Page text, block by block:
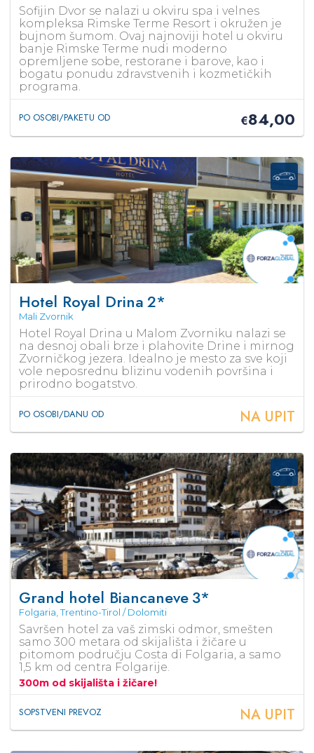
Sofijin Dvor se nalazi u okviru spa i velnes
kompleksa Rimske Terme Resort i okružen je
bujnom šumom. Ovaj najnoviji hotel u okviru
banje Rimske Terme nudi moderno
opremljene sobe, restorane i barove, kao i
bogatu ponudu zdravstvenih i kozmetičkih
programa.
PO OSOBI/PAKETU OD €84,00
Hotel Royal Drina2*
Mali Zvornik
Hotel Royal Drina u Malom Zvorniku nalazi se
na desnoj obali brze i plahovite Drine i mirnog
Zvorničkog jezera. Idealno je mesto za sve koji
vole neposrednu blizinu vodenih površina i
prirodno bogatstvo.
PO OSOBI/DANU OD NA UPIT
Grand hotel Biancaneve3*
Folgaria, Trentino-Tirol / Dolomiti
Savršen hotel za vaš zimski odmor, smešten
samo 300 metara od skijališta i žičare u
pitomom području Costa di Folgaria, a samo
1,5 km od centra Folgarije.
300m od skijališta i žičare!
SOPSTVENI PREVOZ NA UPIT